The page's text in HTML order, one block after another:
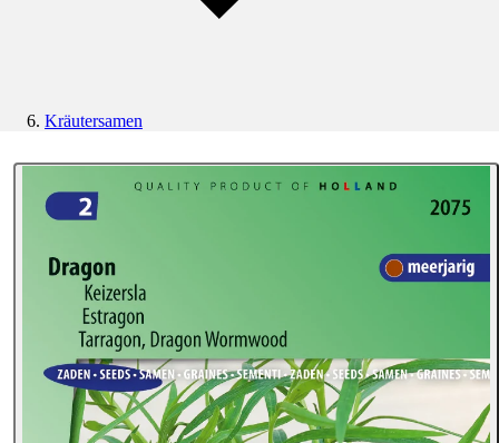
Kräutersamen